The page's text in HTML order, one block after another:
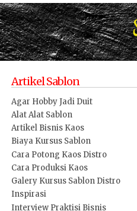
Artikel Sablon
Agar Hobby Jadi Duit
Alat Alat Sablon
Artikel Bisnis Kaos
Biaya Kursus Sablon
Cara Potong Kaos Distro
Cara Produksi Kaos
Galery Kursus Sablon Distro
Inspirasi
Interview Praktisi Bisnis